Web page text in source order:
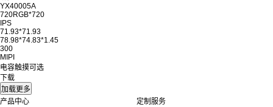
YX40005A
720RGB*720
IPS
71.93*71.93
78.98*74.83*1.45
300
MIPI
电容触摸可选
下载
产品中心 定制服务